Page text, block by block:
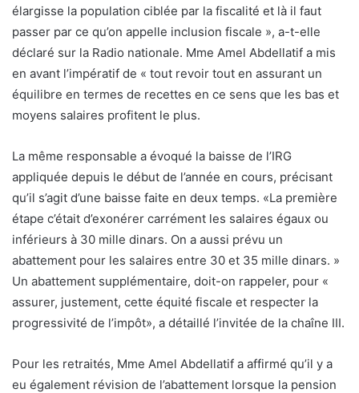
élargisse la population ciblée par la fiscalité et là il faut
passer par ce qu’on appelle inclusion fiscale », a-t-elle
déclaré sur la Radio nationale. Mme Amel Abdellatif a mis
en avant l’impératif de « tout revoir tout en assurant un
équilibre en termes de recettes en ce sens que les bas et
moyens salaires profitent le plus.
La même responsable a évoqué la baisse de l’IRG
appliquée depuis le début de l’année en cours, précisant
qu’il s’agit d’une baisse faite en deux temps. «La première
étape c’était d’exonérer carrément les salaires égaux ou
inférieurs à 30 mille dinars. On a aussi prévu un
abattement pour les salaires entre 30 et 35 mille dinars. »
Un abattement supplémentaire, doit-on rappeler, pour «
assurer, justement, cette équité fiscale et respecter la
progressivité de l’impôt», a détaillé l’invitée de la chaîne III.
Pour les retraités, Mme Amel Abdellatif a affirmé qu’il y a
eu également révision de l’abattement lorsque la pension